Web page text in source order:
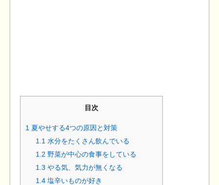
目次
1 夏やせする4つの原因と対策
1.1 水分をたくさん飲んでいる
1.2 野菜が中心の食事をしている
1.3 やる気、気力が無くなる
1.4 塩辛いものが好き